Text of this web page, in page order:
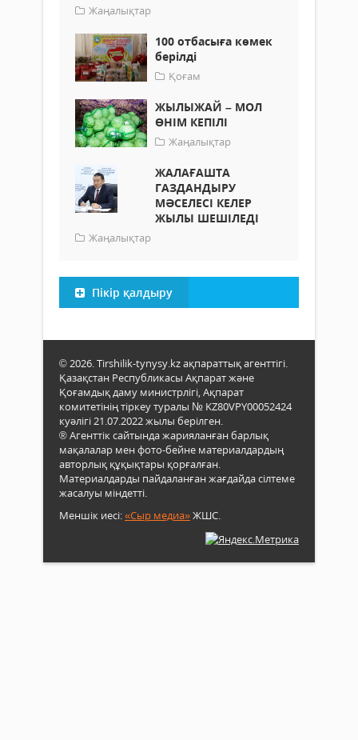
Жаңалықтар
100 отбасыға көмек
берілді
Қоғам
ЖЫЛЫЖАЙ – МОЛ
ӨНІМ КЕПІЛІ
Жаңалықтар
ЖАЛАҒАШТА
ГАЗДАНДЫРУ
МӘСЕЛЕСІ КЕЛЕР
ЖЫЛЫ ШЕШІЛЕДІ
Жаңалықтар
Пікір қалдыру
© 2026. Tirshilik-tynysy.kz ақпараттық агенттігі.
Қазақстан Республикасы Ақпарат және
Қоғамдық даму министрлігі, Ақпарат
комитетінің тіркеу туралы № KZ80VPY00052424
куәлігі 21.07.2022 жылы берілген.
® Агенттік сайтында жарияланған барлық
мақалалар мен фото-бейне материалдардың
авторлық құқықтары қорғалған.
Материалдарды пайдаланған жағдайда сілтеме
жасалуы міндетті.
Меншік иесі:«Сыр медиа»ЖШС.